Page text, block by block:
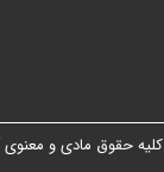
کلیه حقوق مادی و